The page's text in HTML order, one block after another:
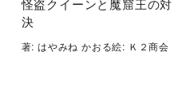
決
著: はやみね かおる絵: Ｋ２商会